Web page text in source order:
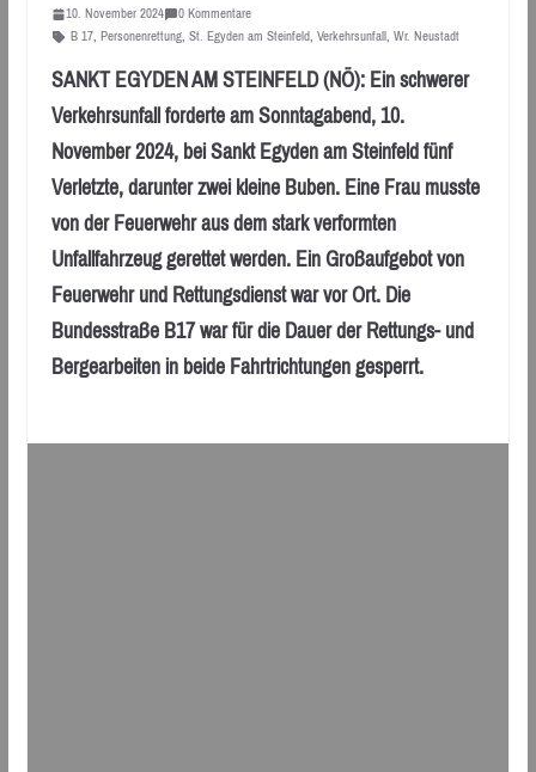
10. November 2024
0 Kommentare
B 17, Personenrettung, St. Egyden am Steinfeld, Verkehrsunfall, Wr. Neustadt
SANKT EGYDEN AM STEINFELD (NÖ): Ein schwerer
Verkehrsunfall forderte am Sonntagabend, 10.
November 2024, bei Sankt Egyden am Steinfeld fünf
Verletzte, darunter zwei kleine Buben. Eine Frau musste
von der Feuerwehr aus dem stark verformten
Unfallfahrzeug gerettet werden. Ein Großaufgebot von
Feuerwehr und Rettungsdienst war vor Ort. Die
Bundesstraße B17 war für die Dauer der Rettungs- und
Bergearbeiten in beide Fahrtrichtungen gesperrt.